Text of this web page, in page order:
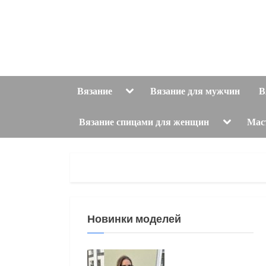
Вязание ToggleВязание для мужчин
Вязание спицами для женщин Toggle
menu
Новинки моделей